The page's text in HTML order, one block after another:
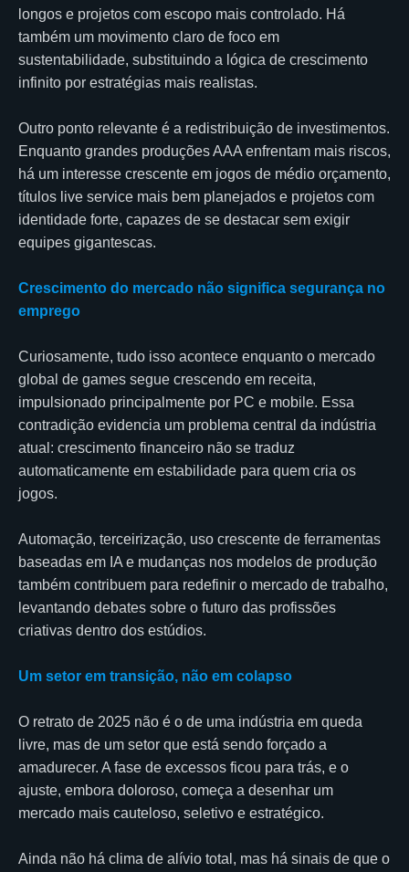
longos e projetos com escopo mais controlado. Há
também um movimento claro de foco em
sustentabilidade, substituindo a lógica de crescimento
infinito por estratégias mais realistas.
Outro ponto relevante é a redistribuição de investimentos.
Enquanto grandes produções AAA enfrentam mais riscos,
há um interesse crescente em jogos de médio orçamento,
títulos live service mais bem planejados e projetos com
identidade forte, capazes de se destacar sem exigir
equipes gigantescas.
Crescimento do mercado não significa segurança no
emprego
Curiosamente, tudo isso acontece enquanto o mercado
global de games segue crescendo em receita,
impulsionado principalmente por PC e mobile. Essa
contradição evidencia um problema central da indústria
atual: crescimento financeiro não se traduz
automaticamente em estabilidade para quem cria os
jogos.
Automação, terceirização, uso crescente de ferramentas
baseadas em IA e mudanças nos modelos de produção
também contribuem para redefinir o mercado de trabalho,
levantando debates sobre o futuro das profissões
criativas dentro dos estúdios.
Um setor em transição, não em colapso
O retrato de 2025 não é o de uma indústria em queda
livre, mas de um setor que está sendo forçado a
amadurecer. A fase de excessos ficou para trás, e o
ajuste, embora doloroso, começa a desenhar um
mercado mais cauteloso, seletivo e estratégico.
Ainda não há clima de alívio total, mas há sinais de que o